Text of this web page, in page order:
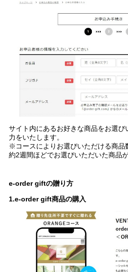
サイト内にあるお好きな商品をお選び
力をいたします。
※コースによりお選びいただける商品
約2週間ほどでお選びいただいた商品が
e-order giftの贈り方
1.e-order gift商品の購入